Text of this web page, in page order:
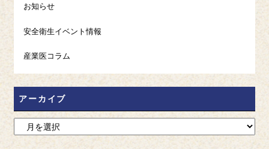
お知らせ
安全衛生イベント情報
産業医コラム
アーカイブ